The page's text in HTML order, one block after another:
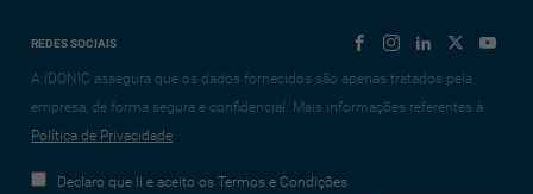
REDES SOCIAIS
A IDONIC assegura que os dados fornecidos são apenas tratados pela
empresa, de forma segura e confidencial. Mais informações referentes à
Política de Privacidade
Declaro que li e aceito os Termos e Condições